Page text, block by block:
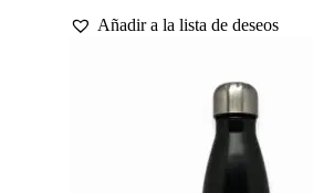
Añadir a la lista de deseos